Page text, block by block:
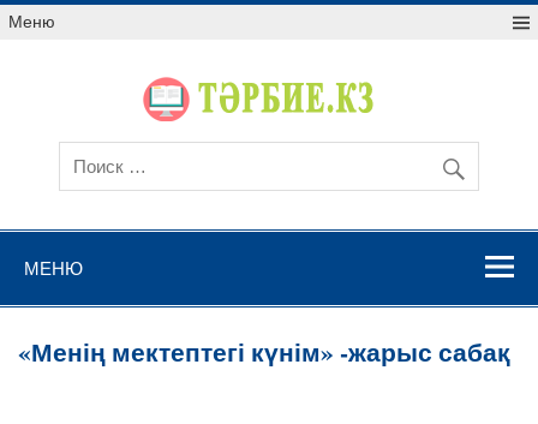
Меню
МЕНЮ
«Менің мектептегі күнім» -жарыс сабақ